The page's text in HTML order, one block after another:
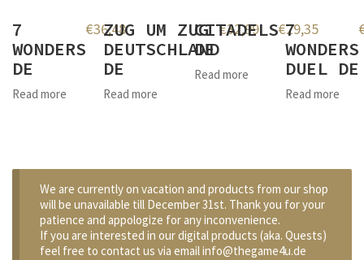
7
WONDERS
DE
Read more
€36,48
ZUG UM ZUG
DEUTSCHLAND
DE
Read more
€32,99
CITADELS
DE
Read more
€29,35
7
WONDERS
DUEL DE
Read more
We are currently on vacation and products from our shop
will be unavailable till December 31st. Thank you for your
patience and appologize for any inconvenience.
If you are interested in our digital products (aka. Quests)
feel free to contact us via email info@thegame4u.de